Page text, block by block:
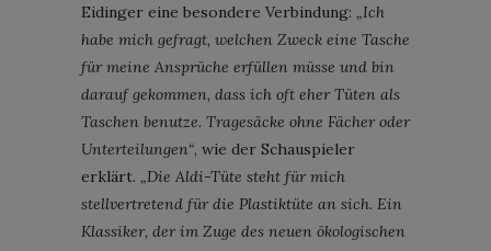
Eidinger eine besondere Verbindung: „Ich
habe mich gefragt, welchen Zweck eine Tasche
für meine Ansprüche erfüllen müsse und bin
darauf gekommen, dass ich oft eher Tüten als
Taschen benutze. Tragesäcke ohne Fächer oder
Unterteilungen“, wie der Schauspieler
erklärt. „Die Aldi-Tüte steht für mich
stellvertretend für die Plastiktüte an sich. Ein
Klassiker, der im Zuge des neuen ökologischen